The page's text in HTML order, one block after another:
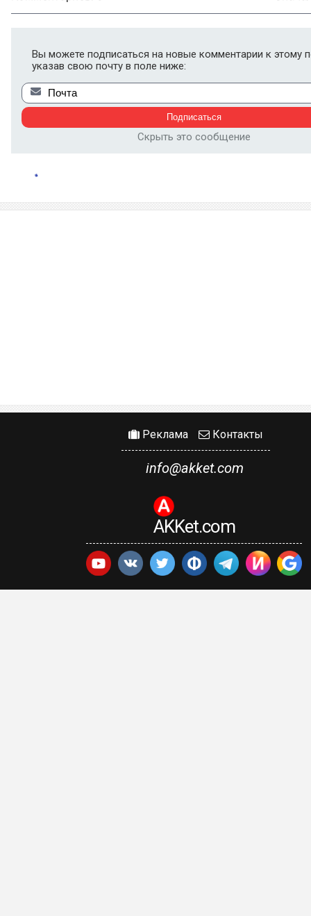
Вы можете подписаться на новые комментарии к этому
указав свою почту в поле ниже:
Скрыть это сообщение
Реклама Контакты
info@akket.com
AKKet.com